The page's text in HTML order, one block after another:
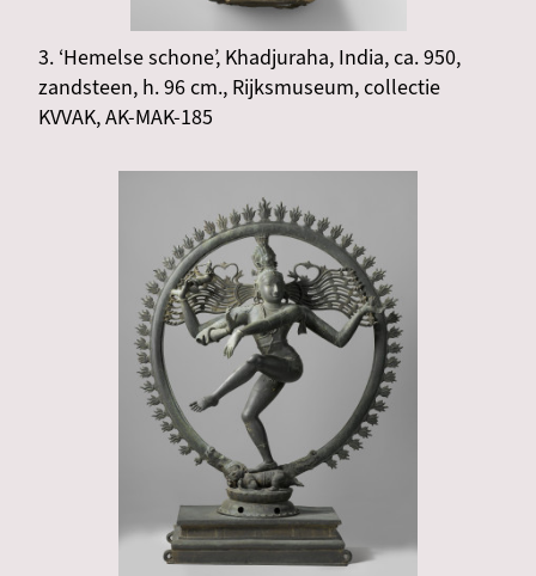
3. ‘Hemelse schone’, Khadjuraha, India, ca. 950,
zandsteen, h. 96 cm., Rijksmuseum, collectie
KVVAK, AK-MAK-185